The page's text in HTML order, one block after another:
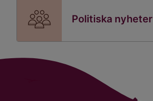
Politiska nyheter